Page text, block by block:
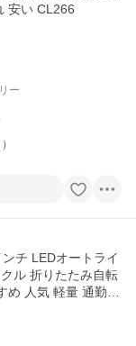
安い CL266
ー
チ LEDオートライ
ル 折りたたみ自転
め 人気 軽量 通勤